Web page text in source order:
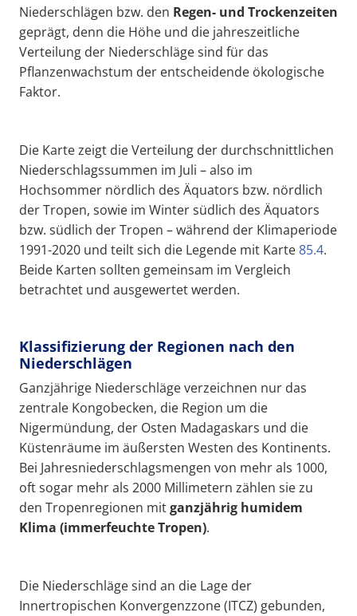
Niederschlägen bzw. den Regen- und Trockenzeiten
geprägt, denn die Höhe und die jahreszeitliche
Verteilung der Niederschläge sind für das
Pflanzenwachstum der entscheidende ökologische
Faktor.
Die Karte zeigt die Verteilung der durchschnittlichen
Niederschlagssummen im Juli – also im
Hochsommer nördlich des Äquators bzw. nördlich
der Tropen, sowie im Winter südlich des Äquators
bzw. südlich der Tropen – während der Klimaperiode
1991-2020 und teilt sich die Legende mit Karte85.4.
Beide Karten sollten gemeinsam im Vergleich
betrachtet und ausgewertet werden.
Klassifizierung der Regionen nach den
Niederschlägen
Ganzjährige Niederschläge verzeichnen nur das
zentrale Kongobecken, die Region um die
Nigermündung, der Osten Madagaskars und die
Küstenräume im äußersten Westen des Kontinents.
Bei Jahresniederschlagsmengen von mehr als 1000,
oft sogar mehr als 2000 Millimetern zählen sie zu
den Tropenregionen mitganzjährig humidem
Klima (immerfeuchteTropen).
Die Niederschläge sind an die Lage der
Innertropischen Konvergenzzone (ITCZ) gebunden,